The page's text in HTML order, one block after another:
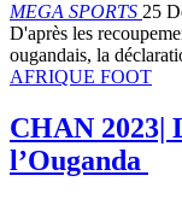
MEGA SPORTS 25
D'après les
ougandais, la
AFRIQUE FOOT
CHAN 2023|
l’Ouganda